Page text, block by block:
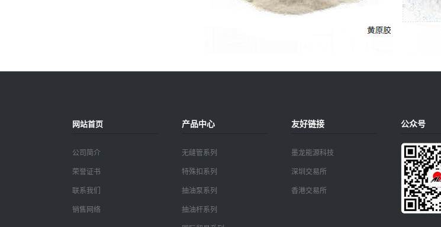
网站首页
公司简介
荣誉证书
联系我们
销售网络
产品中心
无缝管系列
特殊扣系列
抽油泵系列
抽油杆系列
友好链接
墨龙能源科技
深圳交易所
香港交易所
公众号